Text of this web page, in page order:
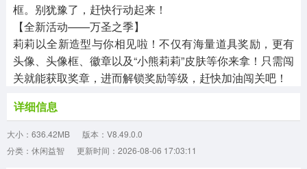
框。别犹豫了，赶快行动起来！
【全新活动——万圣之季】
莉莉以全新造型与你相见啦！不仅有海量道具奖励，更有
头像、头像框、徽章以及“小熊莉莉”皮肤等你来拿！只需闯
关就能获取奖章，进而解锁奖励等级，赶快加油闯关吧！
详细信息
大小：636.42MB
版本：V8.49.0.0
分类：休闲益智
更新时间：2026-08-06 17:03:11